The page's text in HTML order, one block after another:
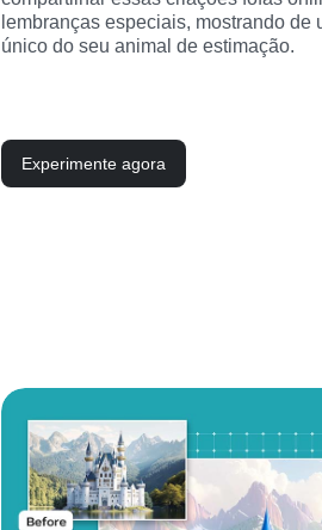
lembranças especiais, mostrando de
único do seu animal de estimação.
Experimente agora